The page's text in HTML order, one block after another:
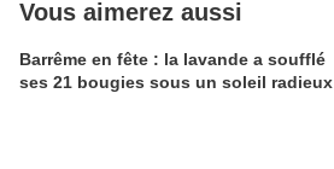
Vous aimerez aussi
Barrême en fête : la lavande a soufflé
ses 21 bougies sous un soleil radieux